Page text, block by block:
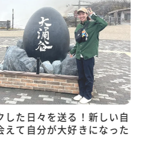
した日々を送る！新しい自
えて自分が大好きになった